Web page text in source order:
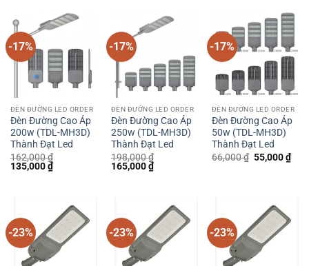
1,450,000 ₫.
-17%
ĐÈN ĐƯỜNG LED ORDER
Đèn Đường Cao Áp
200w (TDL-MH3D)
Thành Đạt Led
162,000₫
Giá
135,000₫Giá
hiện
-17%
ĐÈN ĐƯỜNG LED ORDER
Đèn Đường Cao Áp
250w (TDL-MH3D)
Thành Đạt Led
198,000₫
Giá
165,000₫Giá
hiện
-17%
ĐÈN ĐƯỜNG LED ORDER
Đèn Đường Cao Áp
50w (TDL-MH3D)
Thành Đạt Led
66,000₫ Giá
gốc
55,000₫Giá
hiện
-23% -23% -23%